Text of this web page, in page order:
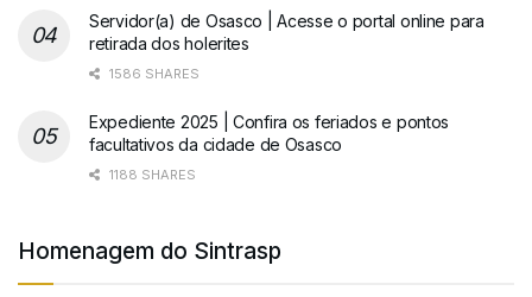
Servidor(a) de Osasco | Acesse o portal online para
retirada dos holerites
1586 SHARES
Expediente 2025 | Confira os feriados e pontos
facultativos da cidade de Osasco
1188 SHARES
Homenagem do Sintrasp